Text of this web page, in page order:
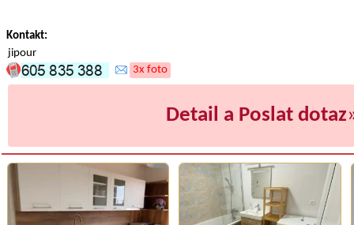
Kontakt:
jipour
3x foto
Detail a Poslat dotaz